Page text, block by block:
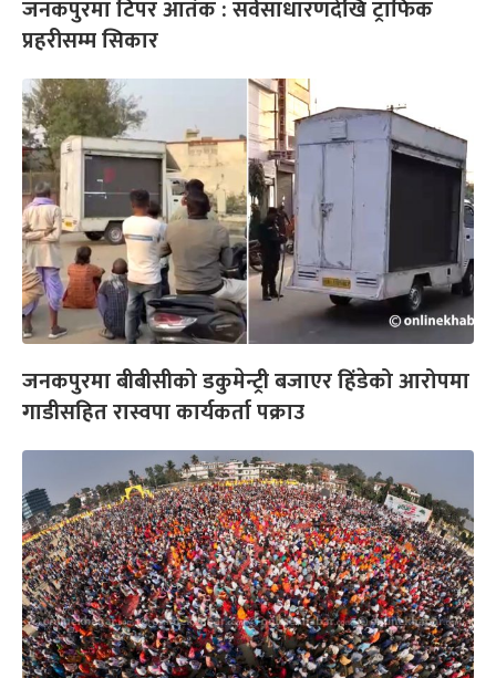
जनकपुरमा टिपर आतंक : सर्वसाधारणदेखि ट्राफिक
प्रहरीसम्म सिकार
जनकपुरमा बीबीसीको डकुमेन्ट्री बजाएर हिंडेको आरोपमा
गाडीसहित रास्वपा कार्यकर्ता पक्राउ